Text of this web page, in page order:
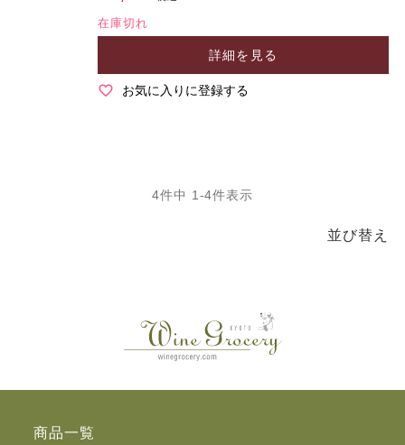
在庫切れ
詳細を見る
お気に入りに登録する
並び替え
4件中 1-4件表示
商品一覧